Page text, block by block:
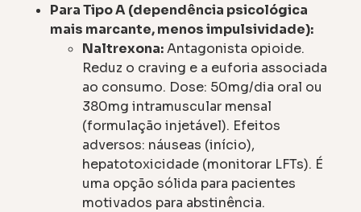
Para Tipo A (dependência psicológica
mais marcante, menos impulsividade):
Naltrexona:Antagonista opioide.
Reduz o craving e a euforia associada
ao consumo. Dose: 50mg/dia oral ou
380mg intramuscular mensal
(formulação injetável). Efeitos
adversos: náuseas (início),
hepatotoxicidade (monitorar LFTs). É
uma opção sólida para pacientes
motivados para abstinência.